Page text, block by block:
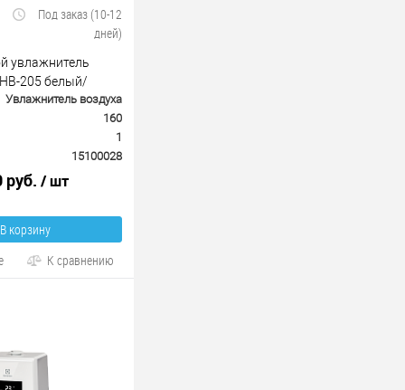
Под заказ (10-12
дней)
увлажнитель
205 белый/
Увлажнитель воздуха
160
1
15100028
руб. / шт
В корзину
К сравнению